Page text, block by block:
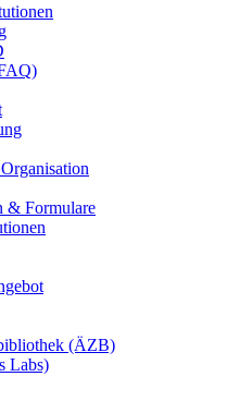
& Formulare
(ÄZB)
Labs)